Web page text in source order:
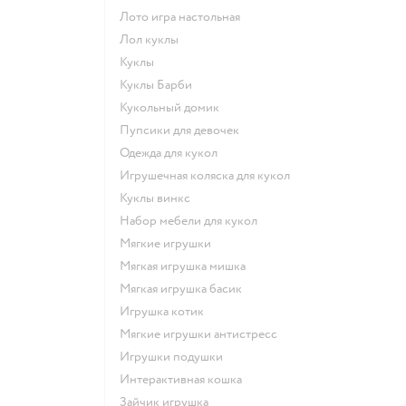
Лото игра настольная
Лол куклы
Куклы
Куклы Барби
Кукольный домик
Пупсики для девочек
Одежда для кукол
Игрушечная коляска для кукол
Куклы винкс
Набор мебели для кукол
Мягкие игрушки
Мягкая игрушка мишка
Мягкая игрушка басик
Игрушка котик
Мягкие игрушки антистресс
Игрушки подушки
Интерактивная кошка
Зайчик игрушка